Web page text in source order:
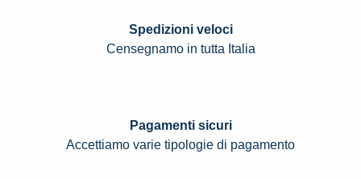
Spedizioni veloci
Censegnamo in tutta Italia
Pagamenti sicuri
Accettiamo varie tipologie di pagamento